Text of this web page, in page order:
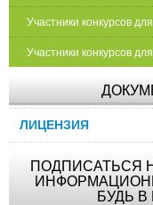
Участники конкурсов
Участники конкурсов
ЛИЦЕНЗИЯ
ПОДПИСАТЬСЯ
БУДЬ